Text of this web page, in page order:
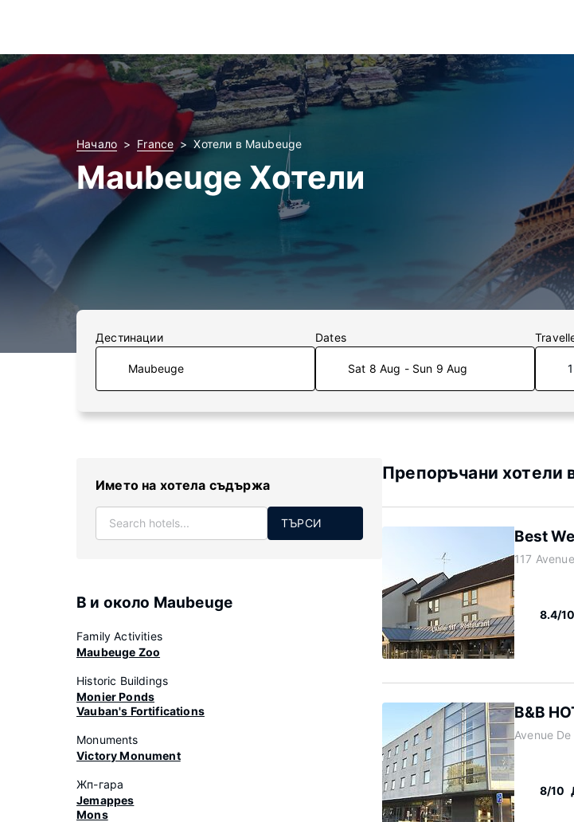
Начало France Хотели в Maubeuge
Maubeuge Хотели
Дестинации Dates
Sat 8 Aug - Sun 9 Aug
Името на хотела съдържа
ТЪРСИ
В и около Maubeuge
Family Activities
Maubeuge Zoo
Historic Buildings
Monier Ponds
Vauban's Fortifications
Monuments
Victory Monument
Жп-гара
Jemappes
Mons
Препоръчани хотели
Best
117
8.4/10
B&B
Avenue
8/10